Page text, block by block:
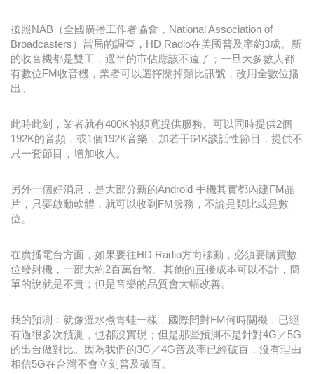
按照NAB（全國廣播工作者協會，National Association of
Broadcasters）當局的調查，HD Radio在美國普及率約3成。新
的收音機都是雙工，過半的市佔應該不遠了；一旦大多數人都
有數位FM收音機，業者可以選擇關掉類比訊號，改用全數位播
出。
此時此刻，業者就有400K的頻寬提供服務。可以同時提供2個
192K的音頻，或1個192K音樂，加若干64K談話性節目，提供不
只一套節目，增加收入。
另外一個好消息，是大部分新的Android 手機其實都內建FM晶
片，只要啟動軟體，就可以收到FM服務，不論是類比或是數
位。
在廣播電台方面，如果要往HD Radio方向移動，必須要購買數
位發射機，一部大約2百萬台幣。其他的直接成本可以不計，簡
單的說就是不貴；但是音樂的品質會大幅改善。
我的預測：就像溫水煮青蛙一樣，國際間對FM何時關機，已經
有過很多次預測，也都沒實現；但是那些預測不是針對4G／5G
的出台做對比。因為我們的3G／4G普及率已經破百，沒有理由
相信5G在台灣不會立刻普及破百。